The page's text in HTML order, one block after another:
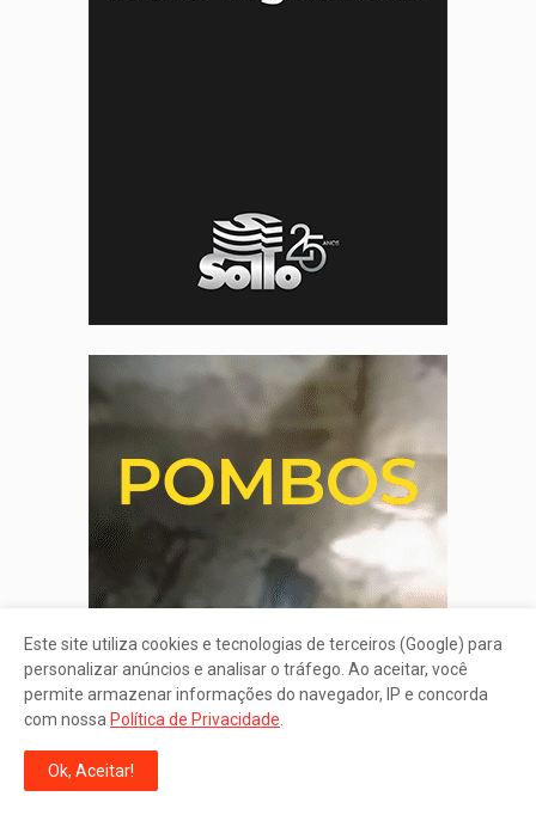
Este site utiliza cookies e tecnologias de terceiros (Google) para
personalizar anúncios e analisar o tráfego. Ao aceitar, você
permite armazenar informações do navegador, IP e concorda
com nossa Política de Privacidade
Ok, Aceitar!